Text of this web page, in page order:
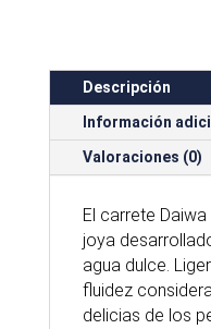
Descripción
Información
Valoraciones (0)
El carrete Daiwa
joya
agua dulce.
fluidez
delicias de los